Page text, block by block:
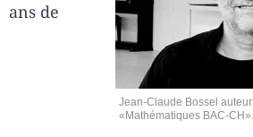
Jean-Claude Bossel
«Mathématiques BAC-CH».
ans de